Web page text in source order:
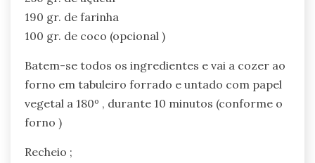
190 gr. de farinha
100 gr. de coco (opcional )
Batem-se todos os ingredientes e vai a cozer ao
forno em tabuleiro forrado e untado com papel
vegetal a 180º , durante 10 minutos (conforme o
forno )
Recheio ;